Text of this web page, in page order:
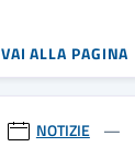
VAI ALLA PAGINA
NOTIZIE